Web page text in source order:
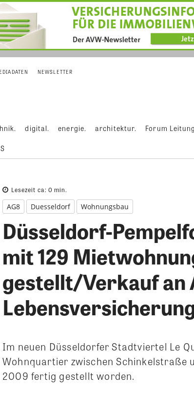
NEWSLETTER
digital. energie. architektur. Forum
Lesezeit ca: 0 min.
AG8 Duesseldorf Wohnungsbau
Düsseldorf-
mit 129
gestellt/Verkauf an
Im neuen Düsseldorfer Stadtviertel Le
Wohnquartier zwischen Schinkelstraße
2009 fertig gestellt worden.